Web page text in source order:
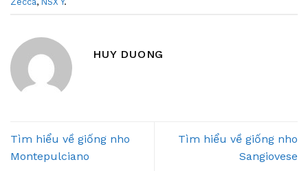
HUY DUONG
Tìm hiểu về giống nho
Montepulciano
Tìm hiểu về giống nho
Sangiovese